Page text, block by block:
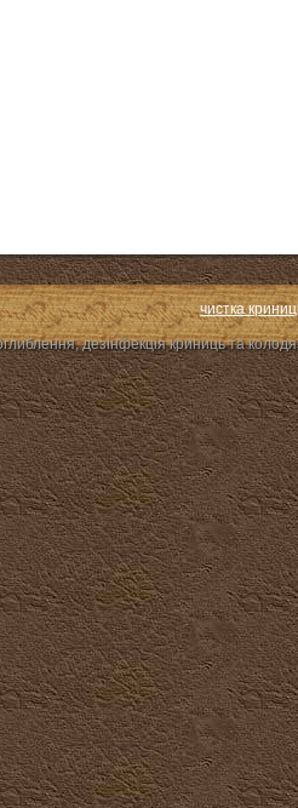
чистка
дезінфекція криниць та